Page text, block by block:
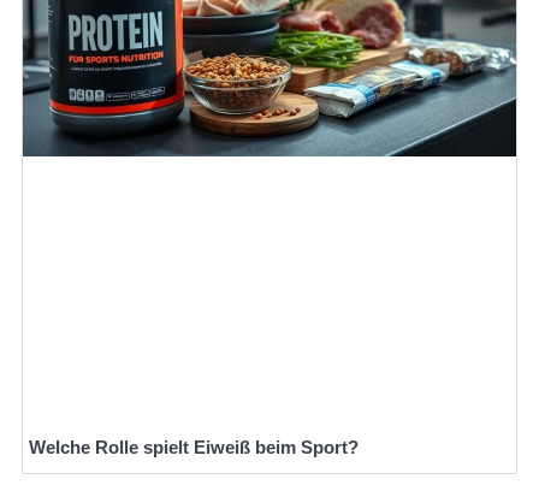
Welche Rolle spielt Eiweiß beim Sport?